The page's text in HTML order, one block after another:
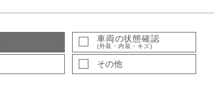
車両の状態確認
(外装・内装・キズ)
その他